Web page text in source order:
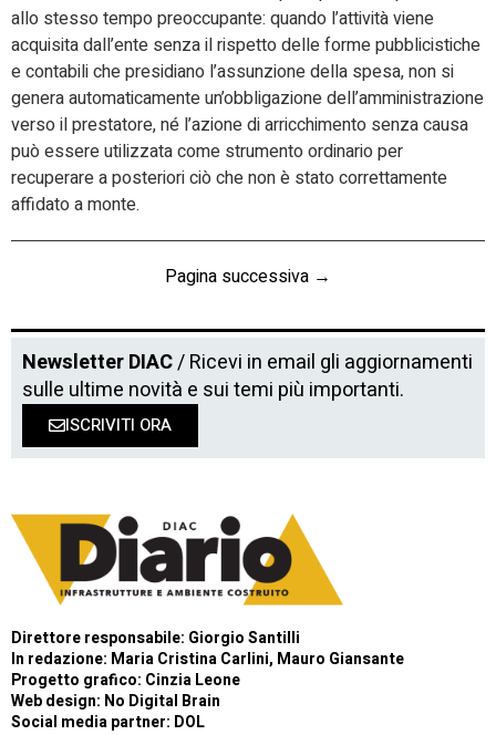
allo stesso tempo preoccupante: quando l’attività viene
acquisita dall’ente senza il rispetto delle forme pubblicistiche
e contabili che presidiano l’assunzione della spesa, non si
genera automaticamente un’obbligazione dell’amministrazione
verso il prestatore, né l’azione di arricchimento senza causa
può essere utilizzata come strumento ordinario per
recuperare a posteriori ciò che non è stato correttamente
affidato a monte.
Pagina successiva →
Newsletter DIAC/ Ricevi in email gli aggiornamenti
sulle ultime novità e sui temi più importanti.
ISCRIVITI ORA
Direttore responsabile: Giorgio Santilli
In redazione: Maria Cristina Carlini, Mauro Giansante
Progetto grafico: Cinzia Leone
Web design: No Digital Brain
Social media partner: DOL